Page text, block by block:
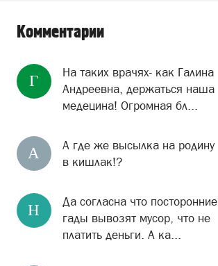
Комментарии
Г
На таких врачях- как Галина
Андреевна, держаться наша
медецина! Огромная бл...
А
А где же высылка на родину
в кишлак!?
Н
Да согласна что посторонние
гады вывозят мусор, что не
платить деньги. А ка...